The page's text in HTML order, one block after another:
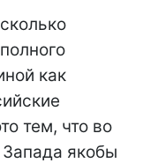
как
тем, что во
якобы